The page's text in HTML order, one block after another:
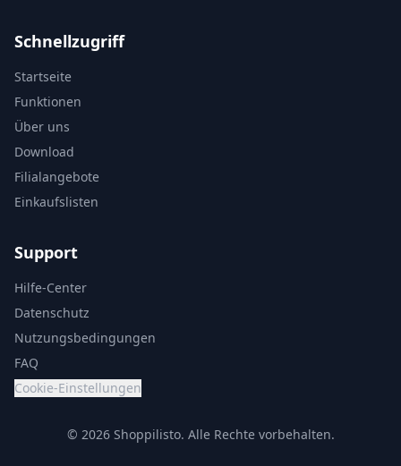
Schnellzugriff
Startseite
Funktionen
Über uns
Download
Filialangebote
Einkaufslisten
Support
Hilfe-Center
Datenschutz
Nutzungsbedingungen
FAQ
Cookie-Einstellungen
© 2026 Shoppilisto. Alle Rechte vorbehalten.